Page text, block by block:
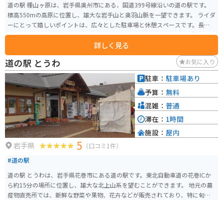
道の駅 種山ヶ原は、岩手県奥州市にある、国道399号線沿いの道の駅です。
標高550mの高原に位置し、雄大な岩手山と奥羽山脈を一望できます。 ライダ
ーにとって嬉しいポイントは、広々とした駐車場と休憩スペースです。長距
離のツーリングで疲れた体を休めるのに最適です。また、周辺には景観の良
いワインディングロードが続くため、バイクでのツーリングにもおすすめで
す。 地元の特産品販売所では、新鮮な野菜や果物、手打ちそば、地元産のブ
ランド肉「いわて短角牛」を使った料理などが楽しめます。特に、岩手山麓
で育った牛乳を使用したソフトクリームは、濃厚な味わいで人気です。 展望
台からは、四季折々の美しい景色を楽しむことができます。春には、可憐な
高山植物が咲き乱れ、夏には、緑豊かな山々が目に鮮やかです。秋には、
山々が赤や黄色に染まり、冬には、雪化粧した岩手山が雄大です。 道の駅 種
山ヶ原は、自然を満喫しながら、地元のグルメや文化に触れることができる
スポットです。
詳しく見る
道の駅 とうわ お気に入り
岩手県 5 （口コミ1件）
#道の駅
道の駅 とうわは、岩手県花巻市にある道の駅です。東北自動車道の花巻ICか
ら約15分の場所に位置し、雄大な北上山系を望むことができます。 地元の農
産物直売所では、新鮮な野菜や果物、花卉などが販売されており、特に旬の
駐車： 駐車場あり
予算： 無料
混雑： 普通
滞在： 1時間
施設： 屋内